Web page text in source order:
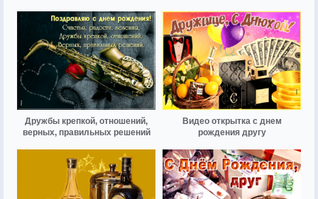
Дружбы крепкой, отношений,
верных, правильных решений
Видео открытка с днем
рождения другу